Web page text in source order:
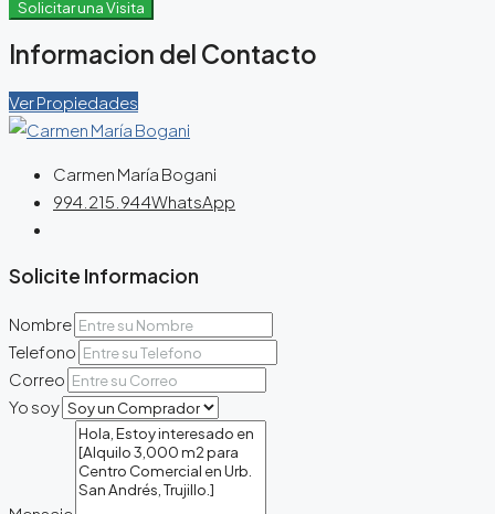
Solicitar una Visita
Informacion del Contacto
Ver Propiedades
Carmen María Bogani
994.215.944WhatsApp
Solicite Informacion
Nombre
Telefono
Correo
Yo soy